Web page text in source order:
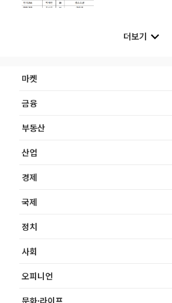
더보기
마켓
금융
부동산
산업
경제
국제
정치
사회
오피니언
문화·라이프